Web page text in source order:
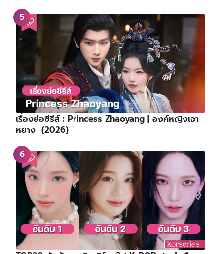
เรื่องย่อซีรีส์ : Princess Zhaoyang | องค์หญิงเจา
หยาง (2026)